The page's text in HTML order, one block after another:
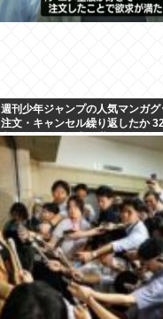
週刊少年ジャンプの人気マンガ
注文・キャンセル繰り返したか
文したことで欲求が満たされた」